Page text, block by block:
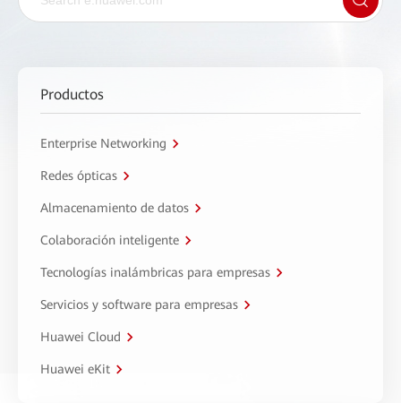
Productos
Enterprise Networking
Redes ópticas
Almacenamiento de datos
Colaboración inteligente
Tecnologías inalámbricas para empresas
Servicios y software para empresas
Huawei Cloud
Huawei eKit